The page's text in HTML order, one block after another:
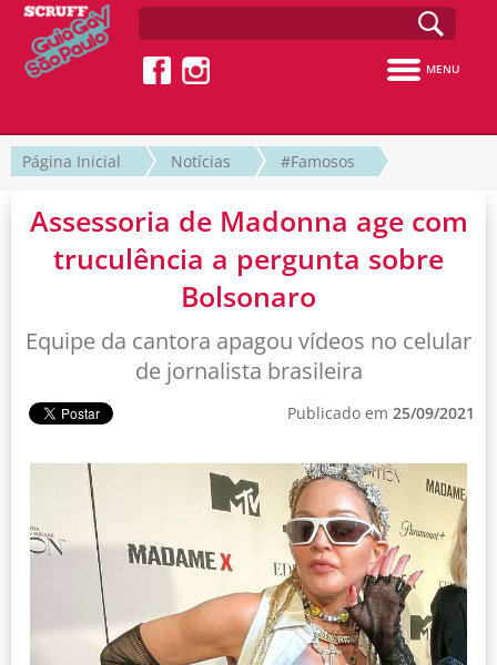
MENU
Página Inicial Notícias #Famosos
Assessoria de Madonna age com
truculência a pergunta sobre
Bolsonaro
Equipe da cantora apagou vídeos no celular
de jornalista brasileira
Publicado em 25/09/2021